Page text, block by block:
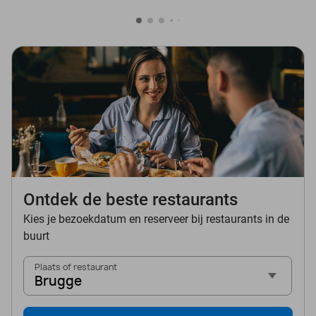
Ontdek de beste restaurants
Kies je bezoekdatum en reserveer bij restaurants in de
buurt
Plaats of restaurant
Brugge